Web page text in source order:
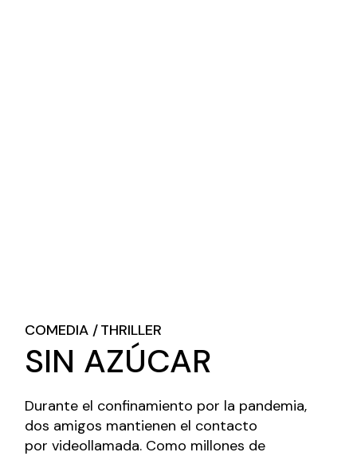
COMEDIA THRILLER
SIN AZÚCAR
Durante el confinamiento por la pandemia,
dos amigos mantienen el contacto
por videollamada. Como millones de